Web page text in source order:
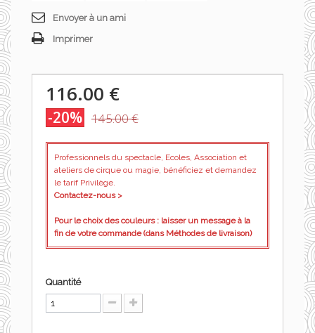
Envoyer à un ami
Imprimer
116.00 €
-20% 145.00 €
Professionnels du spectacle, Ecoles, Association et
ateliers de cirque ou magie, bénéficiez et demandez
le tarif Privilège.
Contactez-nous >
Pour le choix des couleurs : laisser un message à la
fin de votre commande (dans Méthodes de livraison)
Quantité